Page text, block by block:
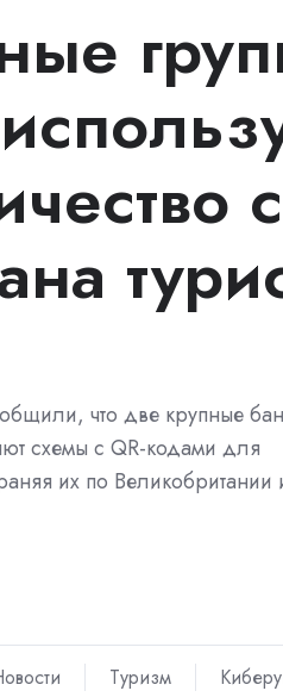
что две крупные
схемы с QR-кодами для
их по Великобритании
Туризм